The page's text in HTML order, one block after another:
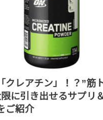
クレアチン」！？”筋
に引き出せるサプリ
ご紹介